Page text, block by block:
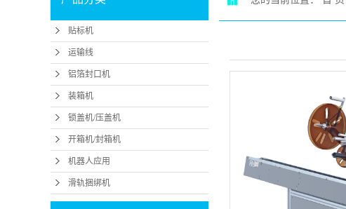
贴标机
运输线
铝箔封口机
装箱机
锁盖机/压盖机
开箱机/封箱机
机器人应用
滑轨捆绑机